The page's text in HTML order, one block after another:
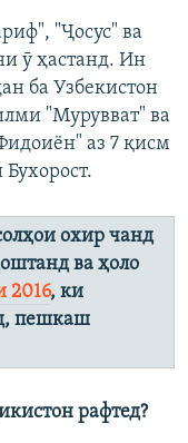
"Ҷосус" ва
ӯ ҳастанд. Ин
ба Узбекистон
"Мурувват" ва
аз 7 қисм
охир чанд
ва ҳоло
2016, ки
пешкаш
рафтед?